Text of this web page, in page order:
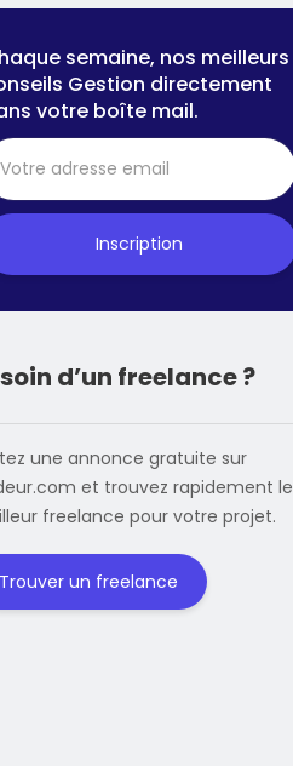
semaine, nos meilleurs
Gestion directement
votre boîte mail.
Inscription
d’un freelance ?
une annonce gratuite sur
et trouvez rapidement le
freelance pour votre projet.
Trouver un freelance